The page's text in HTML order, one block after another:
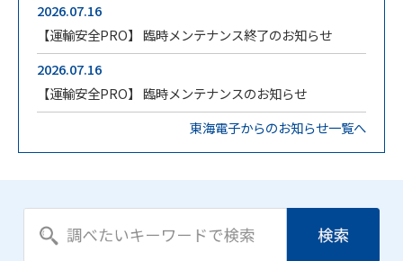
2026.07.16
【運輸安全PRO】 臨時メンテナンス終了のお知らせ
2026.07.16
【運輸安全PRO】 臨時メンテナンスのお知らせ
東海電子からのお知らせ一覧へ